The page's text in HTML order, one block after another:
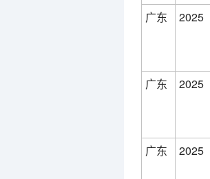
广东 2025
广东 2025
广东 2025